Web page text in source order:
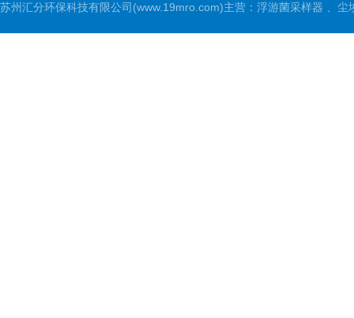
苏州汇分环保科技有限公司(www.19mro.com)主营：浮游菌采样器 、